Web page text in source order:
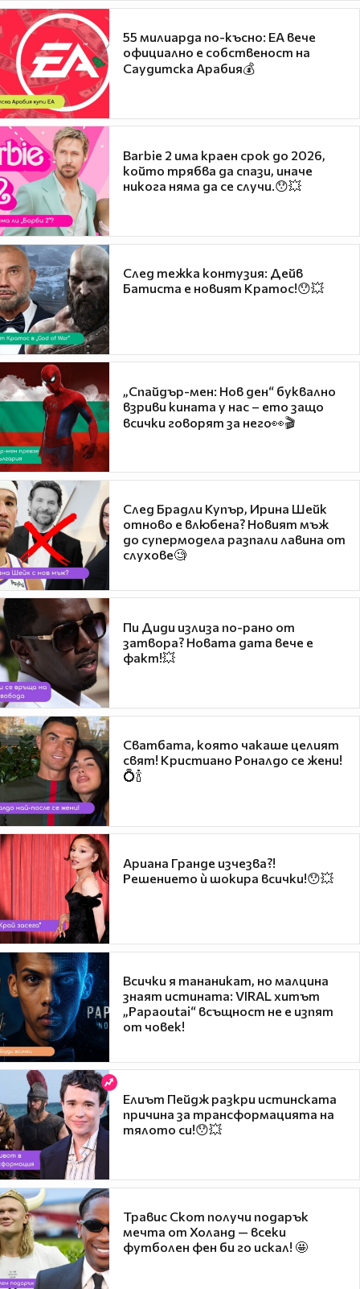
55 милиарда по-късно: EA вече
официално е собственост на
Саудитска Арабия💰
Barbie 2 има краен срок до 2026,
който трябва да спази, иначе
никога няма да се случи.😯💥
След тежка контузия: Дейв
Батиста е новият Кратос!😯💥
„Спайдър-мен: Нов ден“ буквално
взриви кината у нас – ето защо
всички говорят за него👀🎬
След Брадли Купър, Ирина Шейк
отново е влюбена? Новият мъж
до супермодела разпали лавина от
слухове🧐
Пи Диди излиза по-рано от
затвора? Новата дата вече е
факт!💥
Сватбата, която чакаше целият
свят! Кристиано Роналдо се жени!
💍🍾
Ариана Гранде изчезва?!
Решението ѝ шокира всички!😯💥
Всички я тананикат, но малцина
знаят истината: VIRAL хитът
„Papaoutai“ всъщност не е изпят
от човек!
Елиът Пейдж разкри истинската
причина за трансформацията на
тялото си!😯💥
Травис Скот получи подарък
мечта от Холанд — всеки
футболен фен би го искал! 🤩